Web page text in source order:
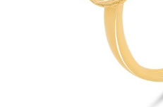
Серебряные колье
Серебряные цепочки